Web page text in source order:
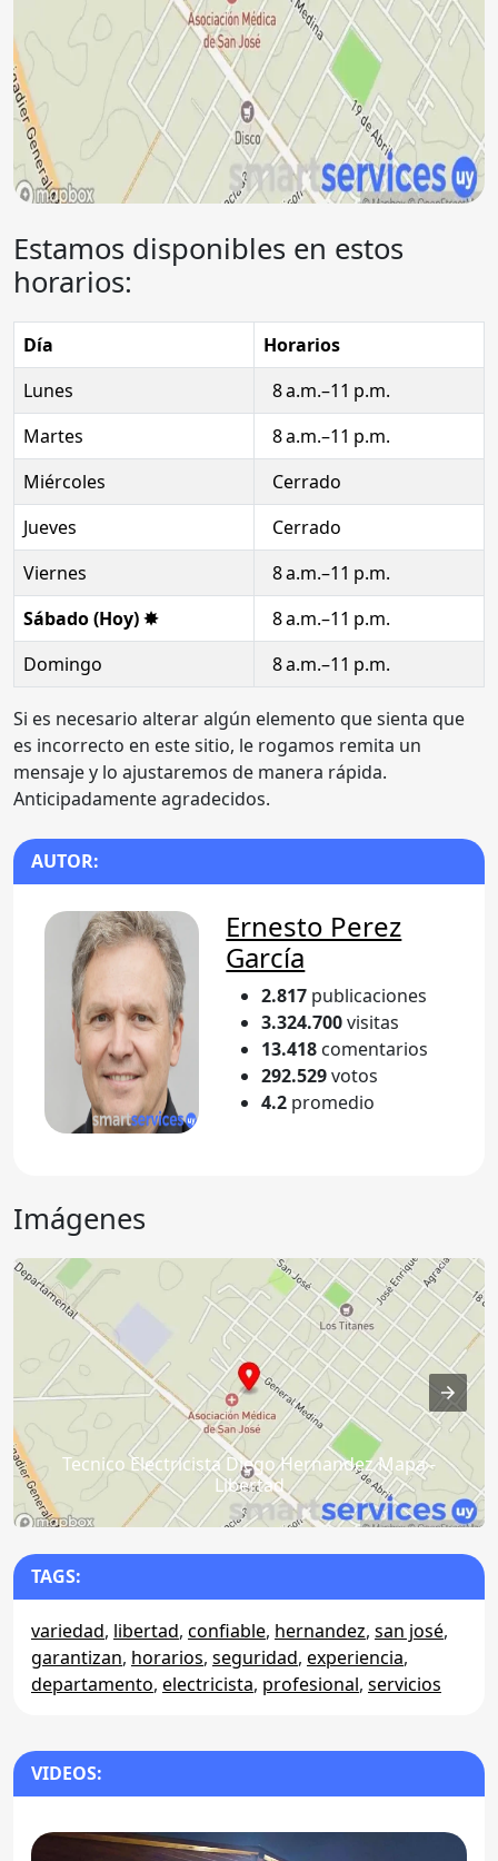
Estamos disponibles en estos
horarios:
Día
Horarios
Lunes
8 a.m.–11 p.m.
Martes
8 a.m.–11 p.m.
Miércoles
Cerrado
Jueves
Cerrado
Viernes
8 a.m.–11 p.m.
Sábado (Hoy) ✸
8 a.m.–11 p.m.
Domingo
8 a.m.–11 p.m.
Si es necesario alterar algún elemento que sienta que
es incorrecto en este sitio, le rogamos remita un
mensaje y lo ajustaremos de manera rápida.
Anticipadamente agradecidos.
AUTOR:
Ernesto Perez
García
2.817 publicaciones
3.324.700visitas
13.418 comentarios
292.529votos
4.2 promedio
Imágenes
Tecnico Electricista Diego Hernandez Mapa -
Libertad
TAGS:
variedad, libertad, confiable, hernandez, san josé,
garantizan, horarios, seguridad, experiencia,
departamento, electricista, profesional, servicios
VIDEOS: